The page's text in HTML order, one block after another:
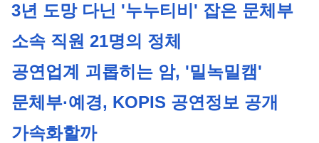
3년 도망 다닌 '누누티비' 잡은 문체부
소속 직원 21명의 정체
공연업계 괴롭히는 암, '밀녹밀캠'
문체부·예경, KOPIS 공연정보 공개
가속화할까